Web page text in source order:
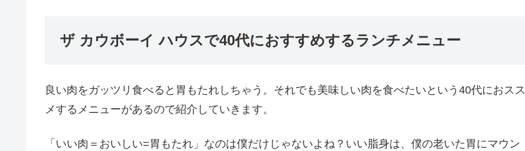
ザ カウボーイ ハウスで40代におすすめするランチメニュー
良い肉をガッツリ食べると胃もたれしちゃう。それでも美味しい肉を食べたいという40代におスス
メするメニューがあるので紹介していきます。
「いい肉＝おいしい=胃もたれ」なのは僕だけじゃないよね？いい脂身は、僕の老いた胃にマウン